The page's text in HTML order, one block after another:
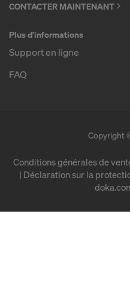
CONTACTER MAINTENANT
Plus d'informations
Support en ligne
FAQ
Copyright
Conditions générales de
Déclaration sur la